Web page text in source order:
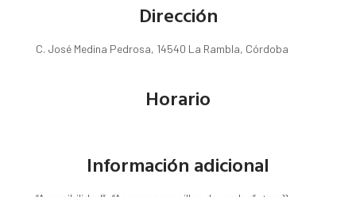
Dirección
C. José Medina Pedrosa, 14540 La Rambla, Córdoba
Horario
Información adicional